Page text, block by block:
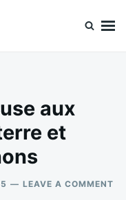
aux
et
LEAVE A COMMENTON